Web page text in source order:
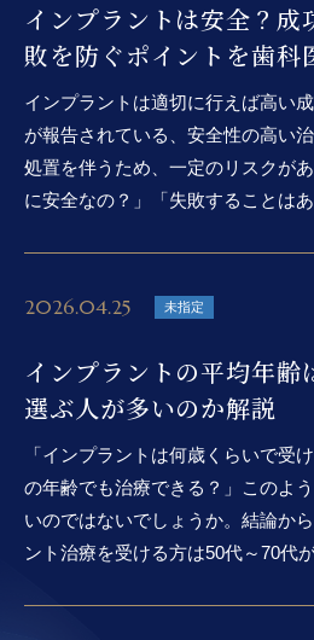
インプラントは安全？成
敗を防ぐポイントを歯科
インプラントは適切に行えば高い
が報告されている、安全性の高い
処置を伴うため、一定のリスクが
に安全なの？」「失敗することは
2026.04.25 未指定
インプラントの平均年齢
選ぶ人が多いのか解説
「インプラントは何歳くらいで受
の年齢でも治療できる？」このよ
いのではないでしょうか。結論か
ント治療を受ける方は50代～70代